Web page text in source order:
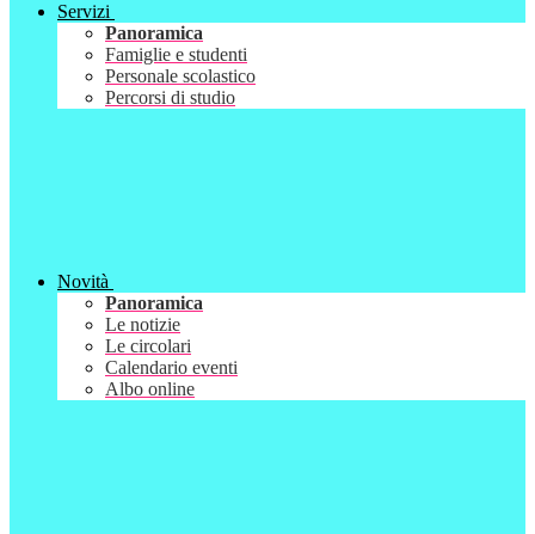
Servizi
Panoramica
Famiglie e studenti
Personale scolastico
Percorsi di studio
Novità
Panoramica
Le notizie
Le circolari
Calendario eventi
Albo online